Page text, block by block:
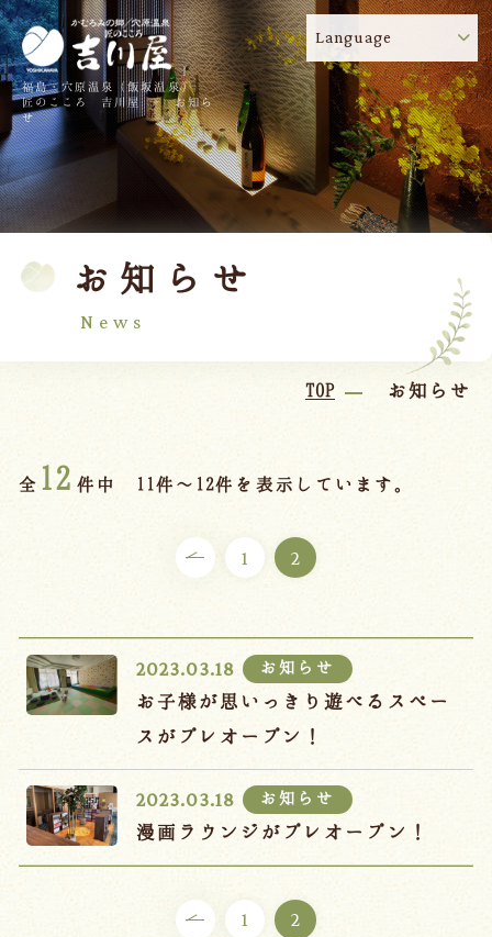
福島・穴原温泉（飯坂温泉）
匠のこころ 吉川屋 - お知ら
せ
Language
お知らせ
News
TOP お知らせ
全 12 件中 11件～12件を表示しています。
1 2
2023.03.18 お知らせ
お子様が思いっきり遊べるスペー
スがプレオープン！
2023.03.18 お知らせ
漫画ラウンジがプレオープン！
1 2
! 吉川屋のコロナウイルス感染症対策について
TOP 吉川屋について
温泉 客室
料理
館内
ご宿泊プラン
お部屋からプランを選ぶ
空室カレンダーから選ぶ
会議・団体 吉川屋で過ごす特別な日
お知らせ よくあるご質問
予約確認・変更・キャンセル